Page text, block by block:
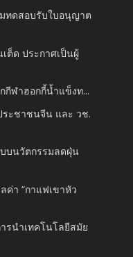
ทดสอบรับใบอนุญาต
ต็ด ประกาศเป็นผู้
กีฬาฮอกกี้น้ำแข็งท...
ระชาชนจีน และ วช.
บนวัตกรรมลดฝุ่น
ค่า “กาแฟเขาหัว
รนำเทคโนโลยีสมัย